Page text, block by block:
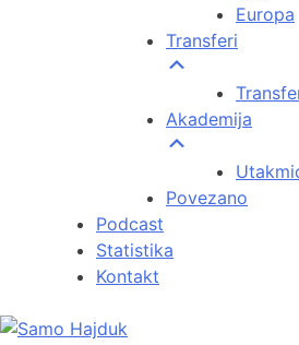
Europa
Transferi
Akademija
Povezano
Podcast
Statistika
Kontakt
Skip